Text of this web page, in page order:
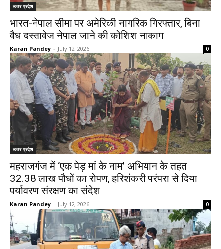
उत्तर प्रदेश
भारत-नेपाल सीमा पर अमेरिकी नागरिक गिरफ्तार, बिना
वैध दस्तावेज नेपाल जाने की कोशिश नाकाम
Karan Pandey - July 12, 2026 0
उत्तर प्रदेश
महराजगंज में ‘एक पेड़ मां के नाम’ अभियान के तहत
32.38 लाख पौधों का रोपण, हरिशंकरी परंपरा से दिया
पर्यावरण संरक्षण का संदेश
Karan Pandey - July 12, 2026 0